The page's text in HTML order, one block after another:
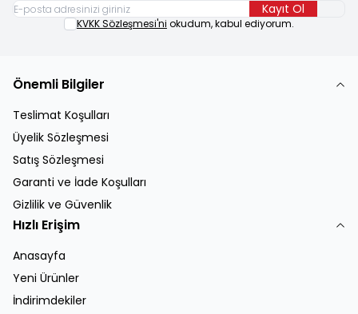
Kayıt Ol
KVKK Sözleşmesi'ni okudum, kabul ediyorum.
Önemli Bilgiler
Teslimat Koşulları
Üyelik Sözleşmesi
Satış Sözleşmesi
Garanti ve İade Koşulları
Gizlilik ve Güvenlik
Hızlı Erişim
Anasayfa
Yeni Ürünler
İndirimdekiler